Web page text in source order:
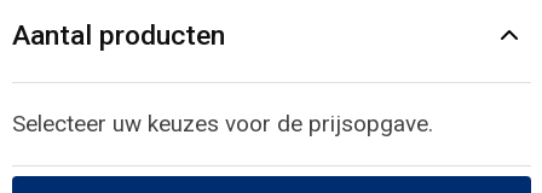
Aantal producten
Selecteer uw keuzes voor de prijsopgave.